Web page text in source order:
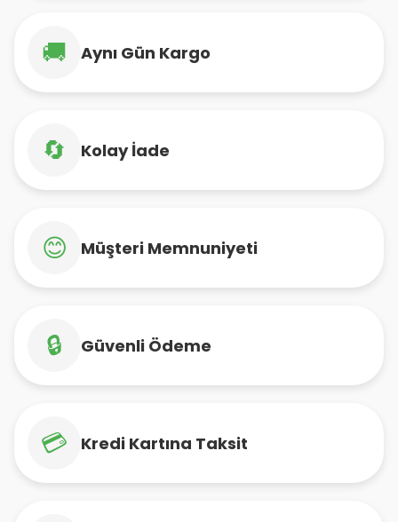
🚚 Aynı Gün Kargo
🔄 Kolay İade
😊 Müşteri Memnuniyeti
🔒 Güvenli Ödeme
💳 Kredi Kartına Taksit